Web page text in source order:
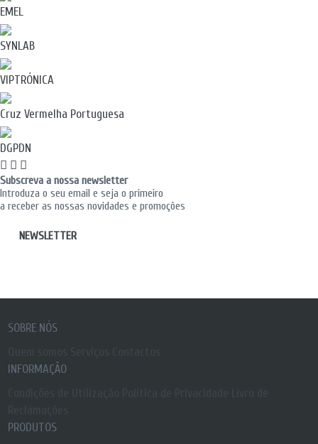
EMEL
SYNLAB
VIPTRÓNICA
Cruz Vermelha Portuguesa
DGPDN
Subscreva a nossa newsletter
Introduza o seu email e seja o primeiro
a receber as nossas novidades e promoções
NEWSLETTER
SOBRE NÓS
INFORMAÇÃO
PRODUTOS